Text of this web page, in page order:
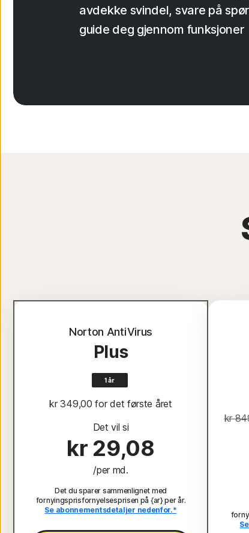
avdekke svindel, svare på
guide deg gjennom funksjoner
Norton AntiVirus
Plus
1 år
kr 349,00 for det første året
Det vil si
kr 29,08
/per md.
Det du sparer sammenlignet med
fornyingsprisfornyelsesprisen på {ar} per år.
Se abonnementsdetaljer nedenfor.*
kr